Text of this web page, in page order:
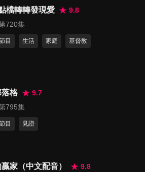
第612集 「義」想不到的愛
54 分鐘
第614集 堅持
53分鐘
檔轉轉發現愛
9.8
720集
目 生活 家庭 基督教
格
9.7
795集
目 見證
家（中文配音）
9.8